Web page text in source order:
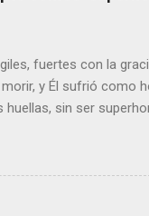
fuertes con la
y Él sufrió como
huellas, sin ser
acompañados y
para que al menos
hombre? - ¿Superas